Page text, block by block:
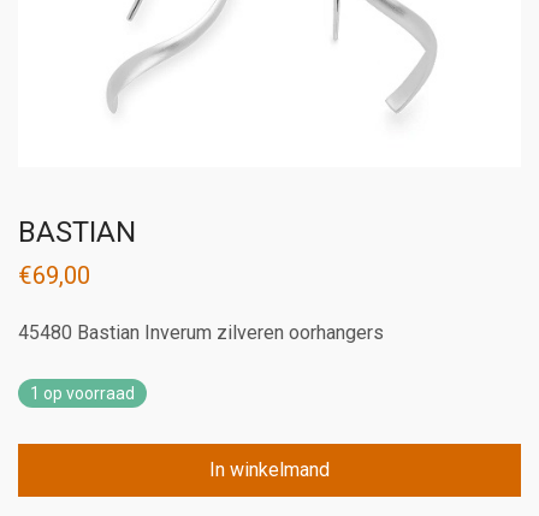
BASTIAN
€69,00
45480 Bastian Inverum zilveren oorhangers
1 op voorraad
In winkelmand